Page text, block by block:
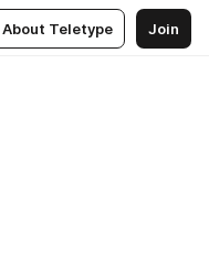
About Teletype Join